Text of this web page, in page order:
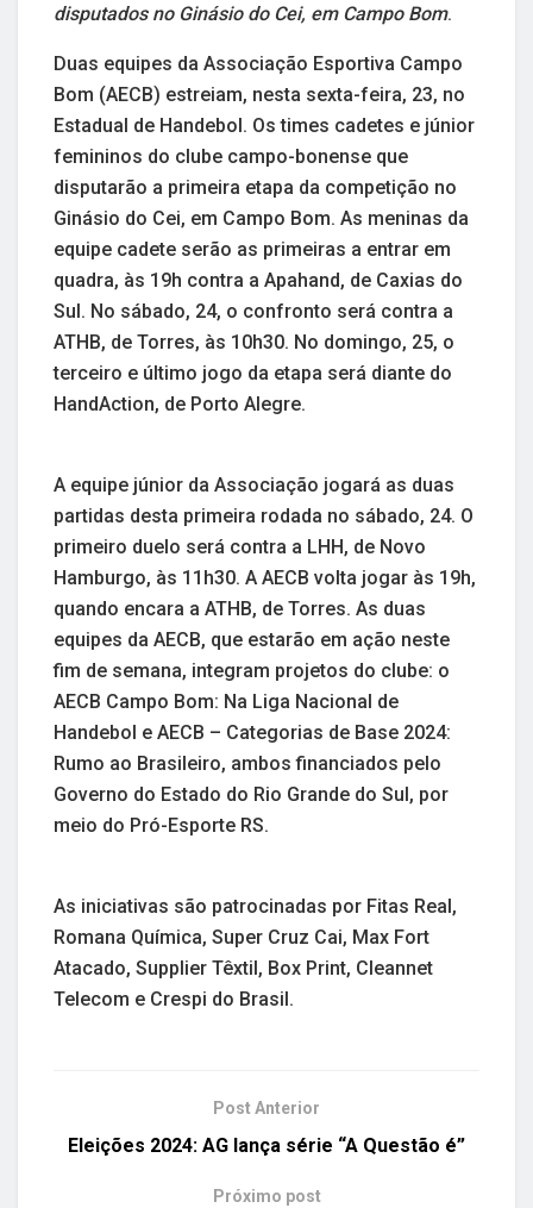
disputados no Ginásio do Cei, em Campo Bom.
Duas equipes da Associação Esportiva Campo
Bom (AECB) estreiam, nesta sexta-feira, 23, no
Estadual de Handebol. Os times cadetes e júnior
femininos do clube campo-bonense que
disputarão a primeira etapa da competição no
Ginásio do Cei, em Campo Bom. As meninas da
equipe cadete serão as primeiras a entrar em
quadra, às 19h contra a Apahand, de Caxias do
Sul. No sábado, 24, o confronto será contra a
ATHB, de Torres, às 10h30. No domingo, 25, o
terceiro e último jogo da etapa será diante do
HandAction, de Porto Alegre.
A equipe júnior da Associação jogará as duas
partidas desta primeira rodada no sábado, 24. O
primeiro duelo será contra a LHH, de Novo
Hamburgo, às 11h30. A AECB volta jogar às 19h,
quando encara a ATHB, de Torres. As duas
equipes da AECB, que estarão em ação neste
fim de semana, integram projetos do clube: o
AECB Campo Bom: Na Liga Nacional de
Handebol e AECB – Categorias de Base 2024:
Rumo ao Brasileiro, ambos financiados pelo
Governo do Estado do Rio Grande do Sul, por
meio do Pró-Esporte RS.
As iniciativas são patrocinadas por Fitas Real,
Romana Química, Super Cruz Cai, Max Fort
Atacado, Supplier Têxtil, Box Print, Cleannet
Telecom e Crespi do Brasil.
Post Anterior
Eleições 2024: AG lança série “A Questão é”
Próximo post